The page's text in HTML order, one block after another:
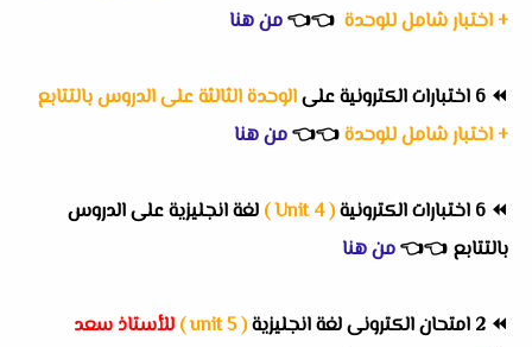
+ اختبار شامل للوحدة 👈
👈من هنا
⏪ 6 اختبارات الكترونية على
الوحدة الثالثة على الدروس بالتتابع
+ اختبار شامل للوحدة👈
👈من هنا
⏪ 6 اختبارات الكترونية ( Unit 4 )
لغة انجليزية على الدروس
بالتتابع 👈
👈من هنا
⏪ 2 امتحان الكترونى لغة انجليزية ( unit 5 )
للأستاذ سعد